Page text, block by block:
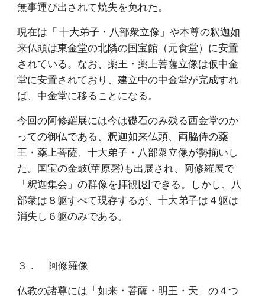
無事運び出されて焼失を免れた。
現在は「 十大弟子・八部衆立像」や本尊の釈迦如
来仏頭は東金堂の北隣の国宝館（元食堂）に安置
されている。なお、薬王・薬上菩薩立像は仮中金
堂に安置されており、建立中の中金堂が完成すれ
ば、中金堂に移ることになる。
今回の阿修羅展には今は礎石のみ残る西金堂のか
っての御仏である、釈迦如来仏頭、両脇侍の薬
王・薬上菩薩、十大弟子・八部衆立像が勢揃いし
た。国宝の金鼓(華原磬)も出展され、阿修羅展で
「釈迦集会」の群像を拝観 [8] できる。しかし、八
部衆は８躯すべて現存するが、十大弟子は４躯は
消失し６躯のみである。
３．      阿修羅像
仏教の諸尊には「如来・菩薩・明王・天」の４つ